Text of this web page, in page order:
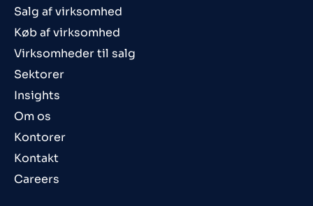
Salg af virksomhed
Køb af virksomhed
Virksomheder til salg
Sektorer
Insights
Om os
Kontorer
Kontakt
Careers